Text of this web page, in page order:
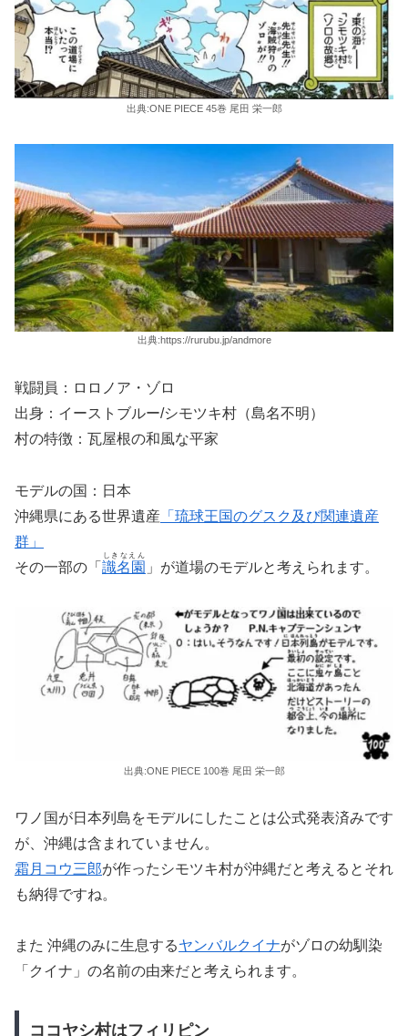
出典:ONE PIECE 45巻 尾田 栄一郎
出典:https://rurubu.jp/andmore
戦闘員：ロロノア・ゾロ
出身：イーストブルー/シモツキ村（島名不明）
村の特徴：瓦屋根の和風な平家
モデルの国：日本
沖縄県にある世界遺産 「琉球王国のグスク及び関連遺産
群」
その一部の「 識名園
しきなえん
」が道場のモデルと考えられます。
出典:ONE PIECE 100巻 尾田 栄一郎
ワノ国が日本列島をモデルにしたことは公式発表済みです
が、沖縄は含まれていません。
霜月コウ三郎が作ったシモツキ村が沖縄だと考えるとそれ
も納得ですね。
また 沖縄のみに生息するヤンバルクイナがゾロの幼馴染
「クイナ」の名前の由来だと考えられます。
ココヤシ村はフィリピン